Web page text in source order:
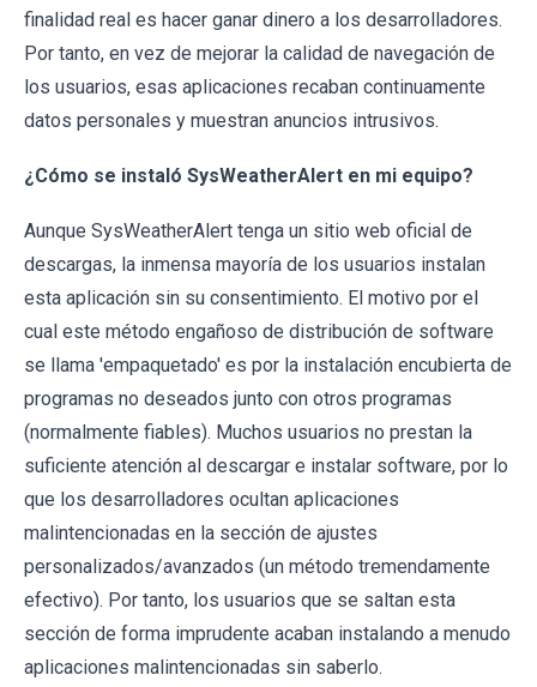
finalidad real es hacer ganar dinero a los desarrolladores.
Por tanto, en vez de mejorar la calidad de navegación de
los usuarios, esas aplicaciones recaban continuamente
datos personales y muestran anuncios intrusivos.
¿Cómo se instaló SysWeatherAlert en mi equipo?
Aunque SysWeatherAlert tenga un sitio web oficial de
descargas, la inmensa mayoría de los usuarios instalan
esta aplicación sin su consentimiento. El motivo por el
cual este método engañoso de distribución de software
se llama 'empaquetado' es por la instalación encubierta de
programas no deseados junto con otros programas
(normalmente fiables). Muchos usuarios no prestan la
suficiente atención al descargar e instalar software, por lo
que los desarrolladores ocultan aplicaciones
malintencionadas en la sección de ajustes
personalizados/avanzados (un método tremendamente
efectivo). Por tanto, los usuarios que se saltan esta
sección de forma imprudente acaban instalando a menudo
aplicaciones malintencionadas sin saberlo.